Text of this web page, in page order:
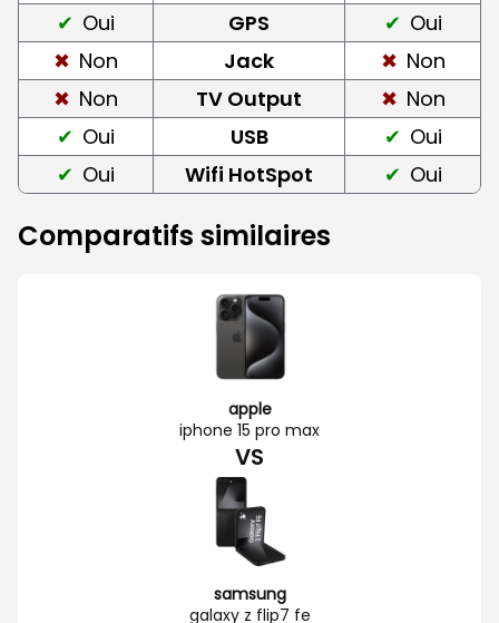
Oui
GPS
Oui
Non
Jack
Non
Non
TV Output
Non
Oui
USB
Oui
Oui
Wifi HotSpot Oui
Comparatifs similaires
apple
iphone 15 pro max
VS
samsung
galaxy z flip7 fe